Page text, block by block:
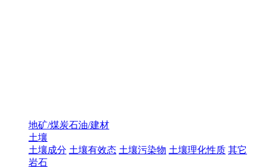
地矿/煤炭石油/建材
土壤
土壤成分 土壤有效态 土壤污染物 土壤理化性质 其它
岩石